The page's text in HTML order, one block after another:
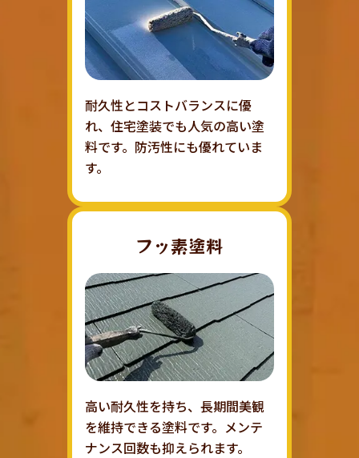
耐久性とコストバランスに優
れ、住宅塗装でも人気の高い塗
料です。防汚性にも優れていま
す。
フッ素塗料
高い耐久性を持ち、長期間美観
を維持できる塗料です。メンテ
ナンス回数も抑えられます。